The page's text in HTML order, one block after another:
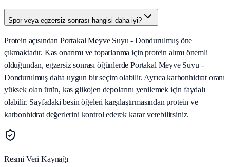
Spor veya egzersiz sonrası hangisi daha iyi?
Protein açısından Portakal Meyve Suyu - Dondurulmuş öne
çıkmaktadır. Kas onarımı ve toparlanma için protein alımı önemli
olduğundan, egzersiz sonrası öğünlerde Portakal Meyve Suyu -
Dondurulmuş daha uygun bir seçim olabilir. Ayrıca karbonhidrat oranı
yüksek olan ürün, kas glikojen depolarını yenilemek için faydalı
olabilir. Sayfadaki besin öğeleri karşılaştırmasından protein ve
karbonhidrat değerlerini kontrol ederek karar verebilirsiniz.
Resmi Veri Kaynağı